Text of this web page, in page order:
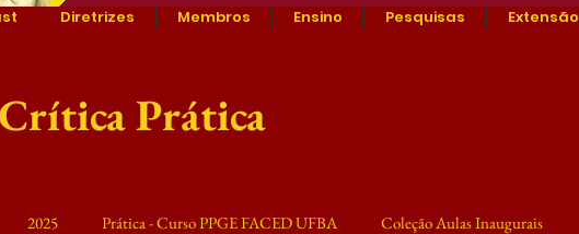
Diretrizes Membros Ensino Pesquisas Extensão
Prática
2025 Prática - Curso PPGE FACED UFBA Coleção Aulas Inaugurais